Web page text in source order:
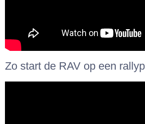
Zo start de RAV op een